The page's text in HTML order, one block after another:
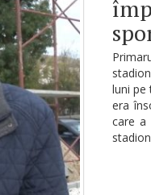
luni pe
era
care a